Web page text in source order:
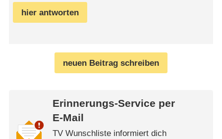
hier antworten
neuen Beitrag schreiben
Erinnerungs-Service per
E-Mail
TV Wunschliste informiert dich